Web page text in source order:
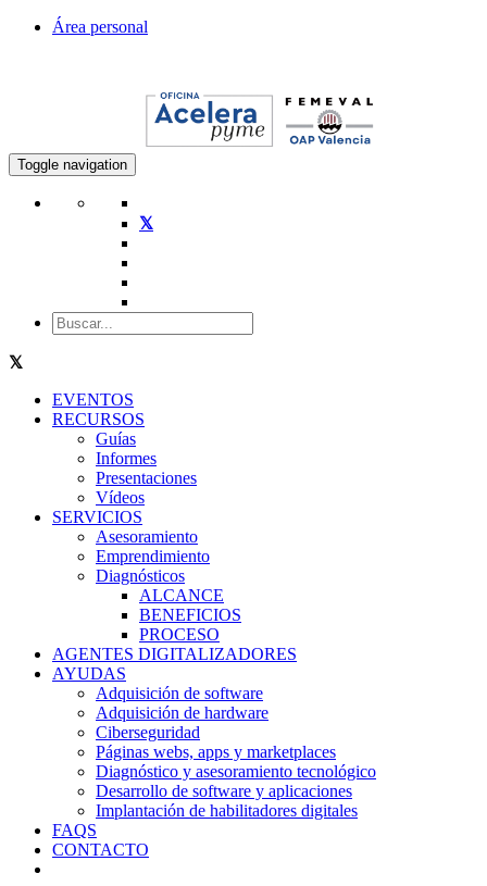
Área personal
Toggle navigation
EVENTOS
RECURSOS
Guías
Informes
Presentaciones
Vídeos
SERVICIOS
Asesoramiento
Emprendimiento
Diagnósticos
ALCANCE
BENEFICIOS
PROCESO
AGENTES DIGITALIZADORES
AYUDAS
Adquisición de software
Adquisición de hardware
Ciberseguridad
Páginas webs, apps y marketplaces
Diagnóstico y asesoramiento tecnológico
Desarrollo de software y aplicaciones
Implantación de habilitadores digitales
FAQS
CONTACTO